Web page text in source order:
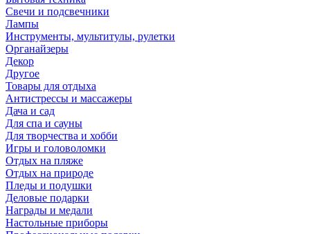
Свечи и подсвечники
Лампы
Инструменты, мультитулы, рулетки
Органайзеры
Декор
Другое
Товары для отдыха
Антистрессы и массажеры
Дача и сад
Для спа и сауны
Для творчества и хобби
Игры и головоломки
Отдых на пляже
Отдых на природе
Пледы и подушки
Деловые подарки
Награды и медали
Настольные приборы